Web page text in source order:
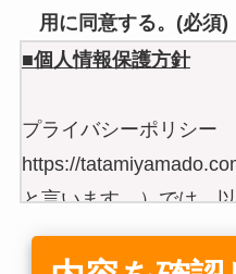
用に同意する。(必須)
■個人情報保護方針
プライバシーポリシー
https://
と言います。）では、
ポリシーに従って、個
り扱います。